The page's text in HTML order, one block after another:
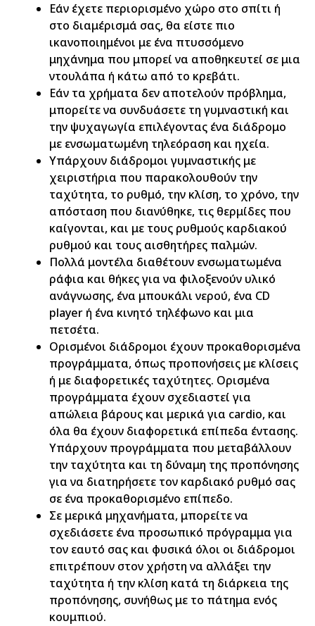
Εάν έχετε περιορισμένο χώρο στο σπίτι ή
στο διαμέρισμά σας, θα είστε πιο
ικανοποιημένοι με ένα πτυσσόμενο
μηχάνημα που μπορεί να αποθηκευτεί σε μια
ντουλάπα ή κάτω από το κρεβάτι.
Εάν τα χρήματα δεν αποτελούν πρόβλημα,
μπορείτε να συνδυάσετε τη γυμναστική και
την ψυχαγωγία επιλέγοντας ένα διάδρομο
με ενσωματωμένη τηλεόραση και ηχεία.
Υπάρχουν διάδρομοι γυμναστικής με
χειριστήρια που παρακολουθούν την
ταχύτητα, το ρυθμό, την κλίση, το χρόνο, την
απόσταση που διανύθηκε, τις θερμίδες που
καίγονται, και με τους ρυθμούς καρδιακού
ρυθμού και τους αισθητήρες παλμών.
Πολλά μοντέλα διαθέτουν ενσωματωμένα
ράφια και θήκες για να φιλοξενούν υλικό
ανάγνωσης, ένα μπουκάλι νερού, ένα CD
player ή ένα κινητό τηλέφωνο και μια
πετσέτα.
Ορισμένοι διάδρομοι έχουν προκαθορισμένα
προγράμματα, όπως προπονήσεις με κλίσεις
ή με διαφορετικές ταχύτητες. Ορισμένα
προγράμματα έχουν σχεδιαστεί για
απώλεια βάρους και μερικά για cardio, και
όλα θα έχουν διαφορετικά επίπεδα έντασης.
Υπάρχουν προγράμματα που μεταβάλλουν
την ταχύτητα και τη δύναμη της προπόνησης
για να διατηρήσετε τον καρδιακό ρυθμό σας
σε ένα προκαθορισμένο επίπεδο.
Σε μερικά μηχανήματα, μπορείτε να
σχεδιάσετε ένα προσωπικό πρόγραμμα για
τον εαυτό σας και φυσικά όλοι οι διάδρομοι
επιτρέπουν στον χρήστη να αλλάξει την
ταχύτητα ή την κλίση κατά τη διάρκεια της
προπόνησης, συνήθως με το πάτημα ενός
κουμπιού.